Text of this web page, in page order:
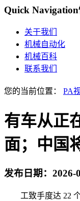
Quick Navigation
关于我们
机械自动化
机械百科
联系我们
您的当前位置： PA
有车从正
面；中国
发布日期： 2026-
工致手度达 22 个